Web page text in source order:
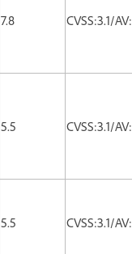
7.8
CVSS:3.1/
5.5
CVSS:3.1/
5.5
CVSS:3.1/